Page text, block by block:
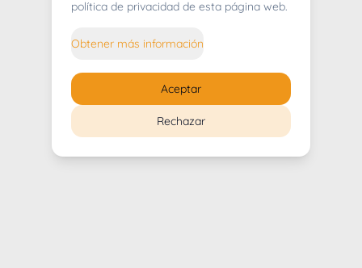
Whoops! Lo sentimos mucho.
política de privacidad de esta página web.
Obtener más información
Rechazar
Aceptar